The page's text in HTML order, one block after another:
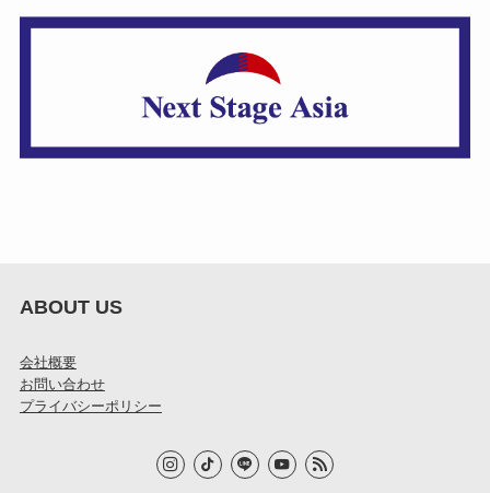
ABOUT US
会社概要
お問い合わせ
プライバシーポリシー